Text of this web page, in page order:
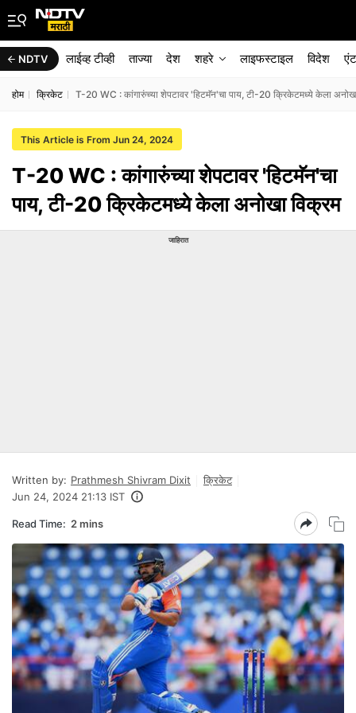
NDTV लाईव्ह टीव्ही ताज्या देश शहरे लाइफस्टाइल विदेश
होम क्रिकेट T-20 WC : कांगारुंच्या शेपटावर 'हिटमॅन'चा पाय, टी-20 क्रिकेटमध्ये केला
This Article is From Jun 24, 2024
T-20 WC : कांगारुंच्या शेपटावर 'हिटमॅन'चा
पाय, टी-20 क्रिकेटमध्ये केला अनोखा विक्रम
जाहिरात
Written by: Prathmesh Shivram Dixit
क्रिकेट
Jun 24, 2024 21:13 IST
Read Time: 2 mins